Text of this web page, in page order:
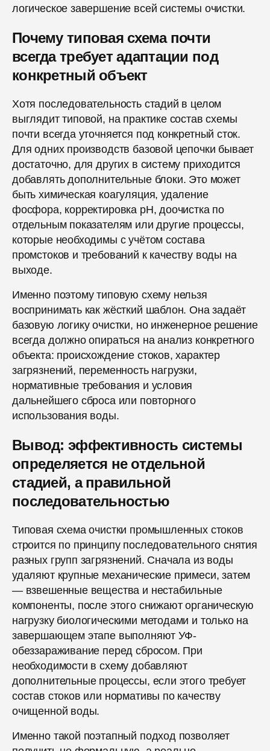
логическое завершение всей системы очистки.
Почему типовая схема почти
всегда требует адаптации под
конкретный объект
Хотя последовательность стадий в целом
выглядит типовой, на практике состав схемы
почти всегда уточняется под конкретный сток.
Для одних производств базовой цепочки бывает
достаточно, для других в систему приходится
добавлять дополнительные блоки. Это может
быть химическая коагуляция, удаление
фосфора, корректировка pH, доочистка по
отдельным показателям или другие процессы,
которые необходимы с учётом состава
промстоков и требований к качеству воды на
выходе.
Именно поэтому типовую схему нельзя
воспринимать как жёсткий шаблон. Она задаёт
базовую логику очистки, но инженерное решение
всегда должно опираться на анализ конкретного
объекта: происхождение стоков, характер
загрязнений, переменность нагрузки,
нормативные требования и условия
дальнейшего сброса или повторного
использования воды.
Вывод: эффективность системы
определяется не отдельной
стадией, а правильной
последовательностью
Типовая схема очистки промышленных стоков
строится по принципу последовательного снятия
разных групп загрязнений. Сначала из воды
удаляют крупные механические примеси, затем
— взвешенные вещества и нестабильные
компоненты, после этого снижают органическую
нагрузку биологическими методами и только на
завершающем этапе выполняют УФ-
обеззараживание перед сбросом. При
необходимости в схему добавляют
дополнительные процессы, если этого требует
состав стоков или нормативы по качеству
очищенной воды.
Именно такой поэтапный подход позволяет